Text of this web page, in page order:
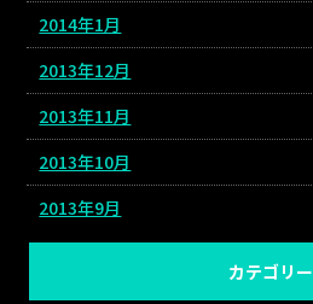
2014年1月
2013年12月
2013年11月
2013年10月
2013年9月
カテゴリー